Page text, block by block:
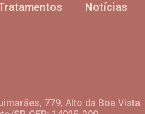
Notícias
779, Alto da Boa Vista